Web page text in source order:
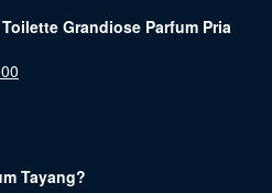
Grandiose Parfum Pria
Tayang?